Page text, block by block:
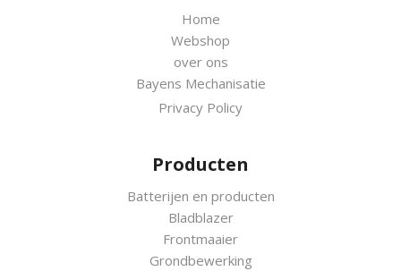
Home
Webshop
over ons
Bayens Mechanisatie
Privacy Policy
Producten
Batterijen en producten
Bladblazer
Frontmaaier
Grondbewerking